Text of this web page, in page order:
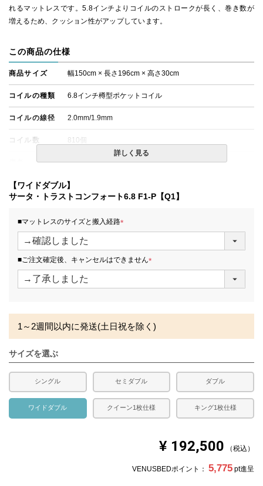
れるマットレスです。5.8インチよりコイルのストロークが長く、巻き数が
増えるため、クッション性がアップしています。
この商品の仕様
商品サイズ 幅150cm × 長さ196cm × 高さ30cm
コイルの種類 6.8インチ樽型ポケットコイル
コイルの線径 2.0mm/1.9mm
コイル数 810個
・価格はマットレス単体購入の金額です。
※北海道・沖縄・離島等一部地域へのお届けは別途送料が
発生する場合がございます。また、発送予定も変更になる
場合があります。
詳しく見る
【ワイドダブル】
サータ・トラストコンフォート6.8 F1-P【Q1】
■マットレスのサイズと搬入経路
(
)
■ご注文確定後、キャンセルはできません
(
1～2週間以内に発送(土日祝を除く)
サイズを選ぶ
シングル セミダブル ダブル
ワイドダブル クイーン1枚仕様 キング1枚仕様
¥ 192,500 税込
VENUSBEDポイント： 5,775 pt進呈